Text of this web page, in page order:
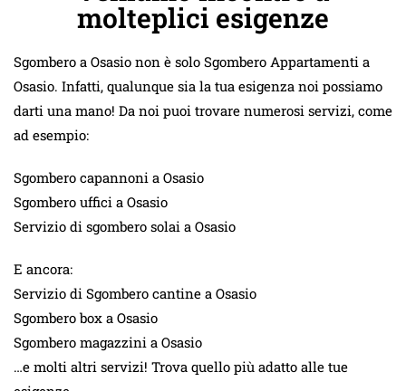
molteplici esigenze
Sgombero a Osasio non è solo Sgombero Appartamenti a
Osasio. Infatti, qualunque sia la tua esigenza noi possiamo
darti una mano! Da noi puoi trovare numerosi servizi, come
ad esempio:
Sgombero capannoni a Osasio
Sgombero uffici a Osasio
Servizio di sgombero solai a Osasio
E ancora:
Servizio di Sgombero cantine a Osasio
Sgombero box a Osasio
Sgombero magazzini a Osasio
…e molti altri servizi! Trova quello più adatto alle tue